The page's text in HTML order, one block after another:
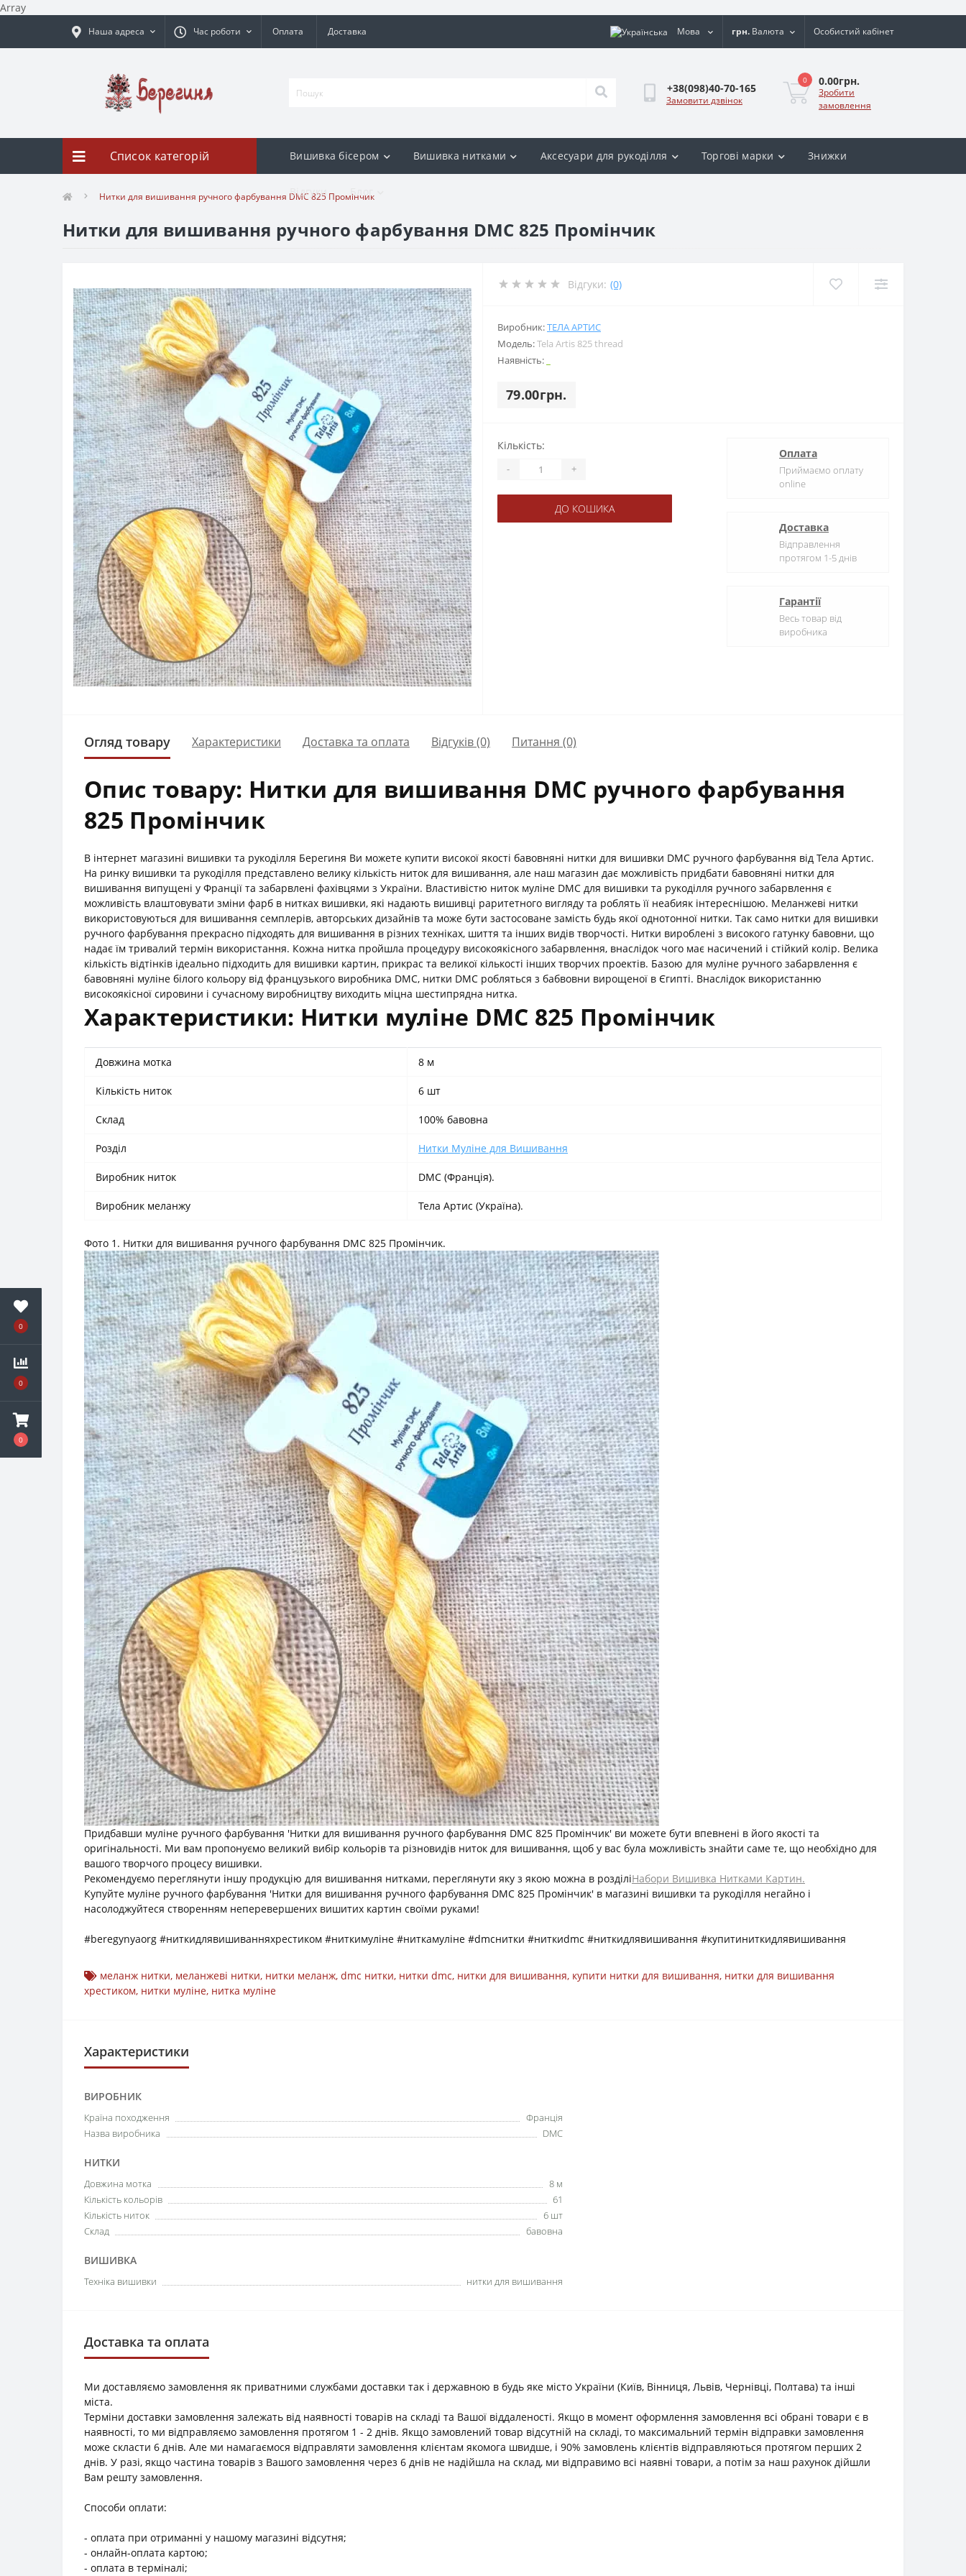
Array
0
0
0
Наша адреса Час роботи Оплата Доставка Мова грн. Валюта Особистий кабінет
+38(098)40-70-165
Замовити дзвінок
0 0.00грн.
Зробити
замовлення
Список категорій Вишивка бісером Вишивка нитками Аксесуари для рукоділля Торгові марки Знижки
Відгуки Блог
Нитки для вишивання ручного фарбування DMC 825 Промінчик
Нитки для вишивання ручного фарбування DMC 825 Промінчик
Відгуки: (0)
Виробник:ТЕЛА АРТИС
Модель:Tela Artis 825 thread
Наявність:
79.00грн.
Кількість:
- +
ДО КОШИКА
Оплата
Приймаємо оплату
online
Доставка
Відправлення
протягом 1-5 днів
Гарантії
Весь товар від
виробника
Огляд товару Характеристики Доставка та оплата Відгуків (0) Питання (0)
Опис товару: Нитки для вишивання DMC ручного фарбування
825 Промінчик
В інтернет магазині вишивки та рукоділля Берегиня Ви можете купити високої якості бавовняні нитки для вишивки DMC ручного фарбування від Тела Артис.
На ринку вишивки та рукоділля представлено велику кількість ниток для вишивання, але наш магазин дає можливість придбати бавовняні нитки для
вишивання випущені у Франції та забарвлені фахівцями з України. Властивістю ниток муліне DMC для вишивки та рукоділля ручного забарвлення є
можливість влаштовувати зміни фарб в нитках вишивки, які надають вишивці раритетного вигляду та роблять її неабияк інтереснішою. Меланжеві нитки
використовуються для вишивання семплерів, авторських дизайнів та може бути застосоване замість будь якої однотонної нитки. Так само нитки для вишивки
ручного фарбування прекрасно підходять для вишивання в різних техніках, шиття та інших видів творчості. Нитки вироблені з високого гатунку бавовни, що
надає їм тривалий термін використання. Кожна нитка пройшла процедуру високоякісного забарвлення, внаслідок чого має насичений і стійкий колір. Велика
кількість відтінків ідеально підходить для вишивки картин, прикрас та великої кількості інших творчих проектів. Базою для муліне ручного забарвлення є
бавовняні муліне білого кольору від французького виробника DMC, нитки DMC робляться з бабвовни вирощеної в Єгипті. Внаслідок використанню
високоякісної сировини і сучасному виробництву виходить міцна шестипрядна нитка.
Характеристики: Нитки муліне DMC 825 Промінчик
Довжина мотка 8 м
Кількість ниток 6 шт
Склад 100% бавовна
Розділ Нитки Муліне для Вишивання
Виробник ниток DMC (Франція).
Виробник меланжу Тела Артис (Україна).
Фото 1. Нитки для вишивання ручного фарбування DMC 825 Промінчик.
Придбавши муліне ручного фарбування 'Нитки для вишивання ручного фарбування DMC 825 Промінчик' ви можете бути впевнені в його якості та
оригінальності. Ми вам пропонуємо великий вибір кольорів та різновидів ниток для вишивання, щоб у вас була можливість знайти саме те, що необхідно для
вашого творчого процесу вишивки.
Рекомендуємо переглянути іншу продукцію для вишивання нитками, переглянути яку з якою можна в розділіНабори Вишивка Нитками Картин.
Купуйте муліне ручного фарбування 'Нитки для вишивання ручного фарбування DMC 825 Промінчик' в магазині вишивки та рукоділля негайно і
насолоджуйтеся створенням неперевершених вишитих картин своїми руками!
#beregynyaorg #ниткидлявишиванняхрестиком #ниткимуліне #ниткамуліне #dmcнитки #ниткиdmc #ниткидлявишивання #купитиниткидлявишивання
меланж нитки, меланжеві нитки, нитки меланж, dmc нитки, нитки dmc, нитки для вишивання, купити нитки для вишивання, нитки для вишивання
хрестиком, нитки муліне, нитка муліне
Характеристики
ВИРОБНИК
Країна походження
Франція
Назва виробника
DMC
НИТКИ
Довжина мотка
8 м
Кількість кольорів
61
Кількість ниток
6 шт
Склад
бавовна
ВИШИВКА
Техніка вишивки нитки для вишивання
Доставка та оплата
Ми доставляємо замовлення як приватними службами доставки так і державною в будь яке місто України (Київ, Вінниця, Львів, Чернівці, Полтава) та інші
міста.
Терміни доставки замовлення залежать від наявності товарів на складі та Вашої віддаленості. Якщо в момент оформлення замовлення всі обрані товари є в
наявності, то ми відправляємо замовлення протягом 1 - 2 днів. Якщо замовлений товар відсутній на складі, то максимальний термін відправки замовлення
може скласти 6 днів. Але ми намагаємося відправляти замовлення клієнтам якомога швидше, і 90% замовлень клієнтів відправляються протягом перших 2
днів. У разі, якщо частина товарів з Вашого замовлення через 6 днів не надійшла на склад, ми відправимо всі наявні товари, а потім за наш рахунок дійшли
Вам решту замовлення.
Способи оплати:
- оплата при отриманні у нашому магазині відсутня;
- онлайн-оплата картою;
- оплата в терміналі;